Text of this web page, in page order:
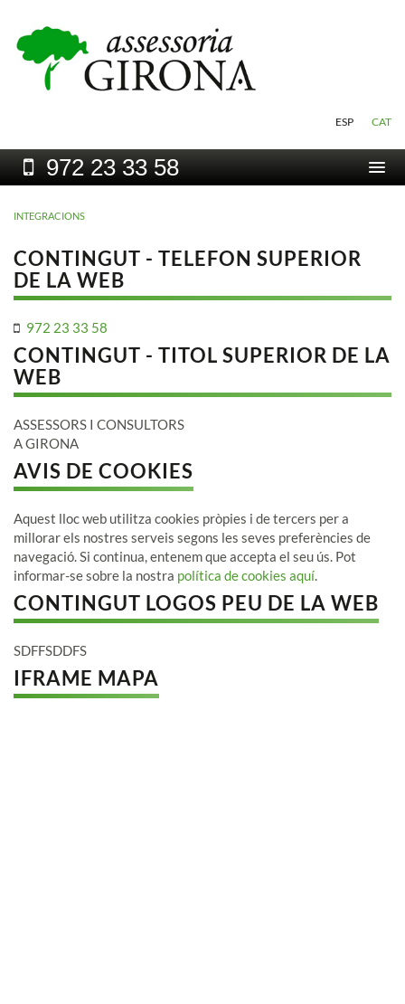
ESP CAT
972 23 33 58
INTEGRACIONS
CONTINGUT - TELEFON SUPERIOR
DE LA WEB
972 23 33 58
CONTINGUT - TITOL SUPERIOR DE LA
WEB
ASSESSORS I CONSULTORS
A GIRONA
AVIS DE COOKIES
Aquest lloc web utilitza cookies pròpies i de tercers per a
millorar els nostres serveis segons les seves preferències de
navegació. Si continua, entenem que accepta el seu ús. Pot
informar-se sobre la nostra política de cookies aquí.
CONTINGUT LOGOS PEU DE LA WEB
SDFFSDDFS
IFRAME MAPA